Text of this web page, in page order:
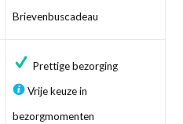
Brievenbuscadeau
Prettige bezorging
Vrije keuze in
bezorgmomenten